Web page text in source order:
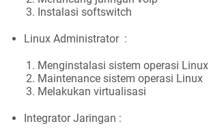
Instalasi softswitch
Linux Administrator :
Menginstalasi sistem operasi Linux
Maintenance sistem operasi Linux
Melakukan virtualisasi
Integrator Jaringan :